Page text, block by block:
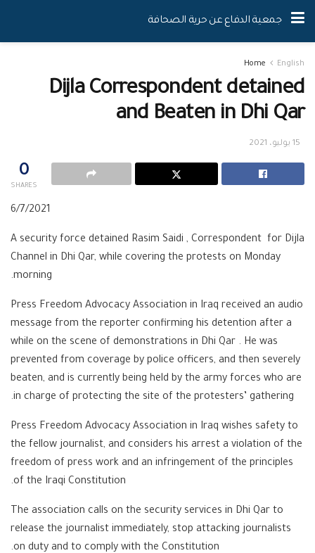
جمعية الدفاع عن حرية الصحافة
Home English
Dijla Correspondent detained
and Beaten in Dhi Qar
15 يوليو، 2021
0
SHARES
6/7/2021
A security force detained Rasim Saidi , Correspondent for Dijla
Channel in Dhi Qar, while covering the protests on Monday
morning.
Press Freedom Advocacy Association in Iraq received an audio
message from the reporter confirming his detention after a
while on the scene of demonstrations in Dhi Qar . He was
prevented from coverage by police officers, and then severely
beaten, and is currently being held by the army forces who are
in charge of protecting the site of the protesters’ gathering.
Press Freedom Advocacy Association in Iraq wishes safety to
the fellow journalist, and considers his arrest a violation of the
freedom of press work and an infringement of the principles
of the Iraqi Constitution.
The association calls on the security services in Dhi Qar to
release the journalist immediately, stop attacking journalists
on duty and to comply with the Constitution.